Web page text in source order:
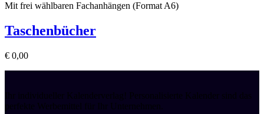
Mit frei wählbaren Fachanhängen (Format A6)
Taschenbücher
€ 0,00
Ihr individueller Kalenderverlag! Personalisierte Kalender sind das
perfekte Werbemittel für Ihr Unternehmen.